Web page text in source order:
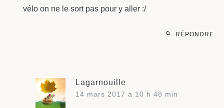
vélo on ne le sort pas pour y aller :/
RÉPONDRE
Lagarnouille
14 mars 2017 à 10 h 48 min